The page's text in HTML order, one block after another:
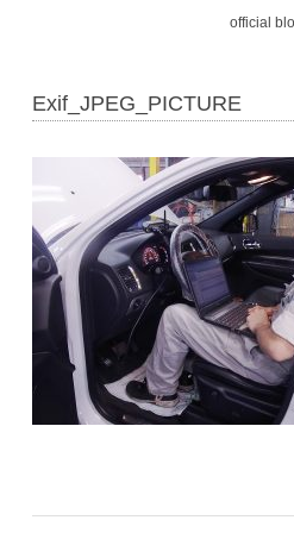
在庫車情
ファクトリ
会社紹
スタッフ
official
Exif_JPEG_PICTURE